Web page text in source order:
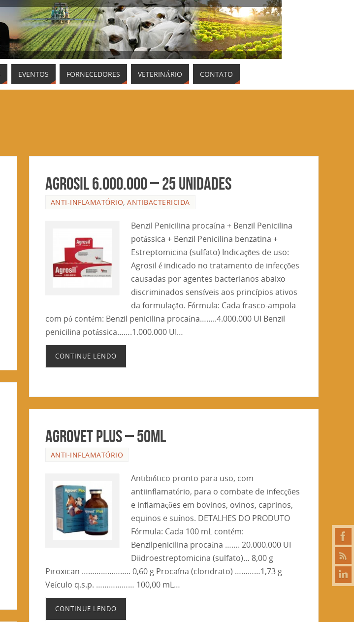
EVENTOS FORNECEDORES VETERINÁRIO CONTATO
Agrosil 6.000.000 – 25 unidades
ANTI-INFLAMATÓRIO,ANTIBACTERICIDA
Benzil Penicilina procaína + Benzil Penicilina
potássica + Benzil Penicilina benzatina +
Estreptomicina (sulfato) Indicações de uso:
Agrosil é indicado no tratamento de infecções
causadas por agentes bacterianos abaixo
discriminados sensíveis aos princípios ativos
da formulação. Fórmula: Cada frasco-ampola
com pó contém: Benzil penicilina procaína……..4.000.000 UI Benzil
penicilina potássica…….1.000.000 UI…
CONTINUE LENDO
AGROVET PLUS – 50ml
ANTI-INFLAMATÓRIO
Antibiótico pronto para uso, com
antiinflamatório, para o combate de infecções
e inflamações em bovinos, ovinos, caprinos,
equinos e suínos. DETALHES DO PRODUTO
Fórmula: Cada 100 mL contém:
Benzilpenicilina procaína ……. 20.000.000 UI
Diidroestreptomicina (sulfato)… 8,00 g
Piroxican ………………….. 0,60 g Procaína (cloridrato) …………1,73 g
Veículo q.s.p. ……………… 100,00 mL…
CONTINUE LENDO